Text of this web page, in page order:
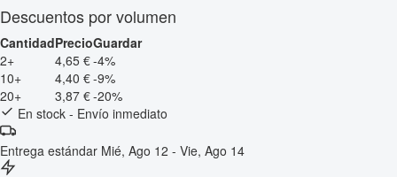
Descuentos por volumen
CantidadPrecioGuardar
2+
4,65 €-4%
10+
4,40 €-9%
20+
3,87 €-20%
En stock - Envío inmediato
Entrega estándar Mié, Ago 12 - Vie, Ago 14